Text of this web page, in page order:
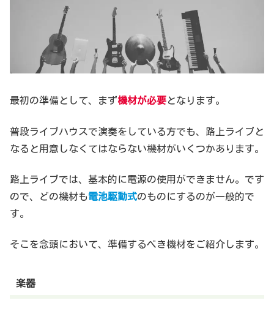
最初の準備として、まず機材が必要となります。
普段ライブハウスで演奏をしている方でも、路上ライブと
なると用意しなくてはならない機材がいくつかあります。
路上ライブでは、基本的に電源の使用ができません。です
ので、どの機材も電池駆動式のものにするのが一般的で
す。
そこを念頭において、準備するべき機材をご紹介します。
楽器